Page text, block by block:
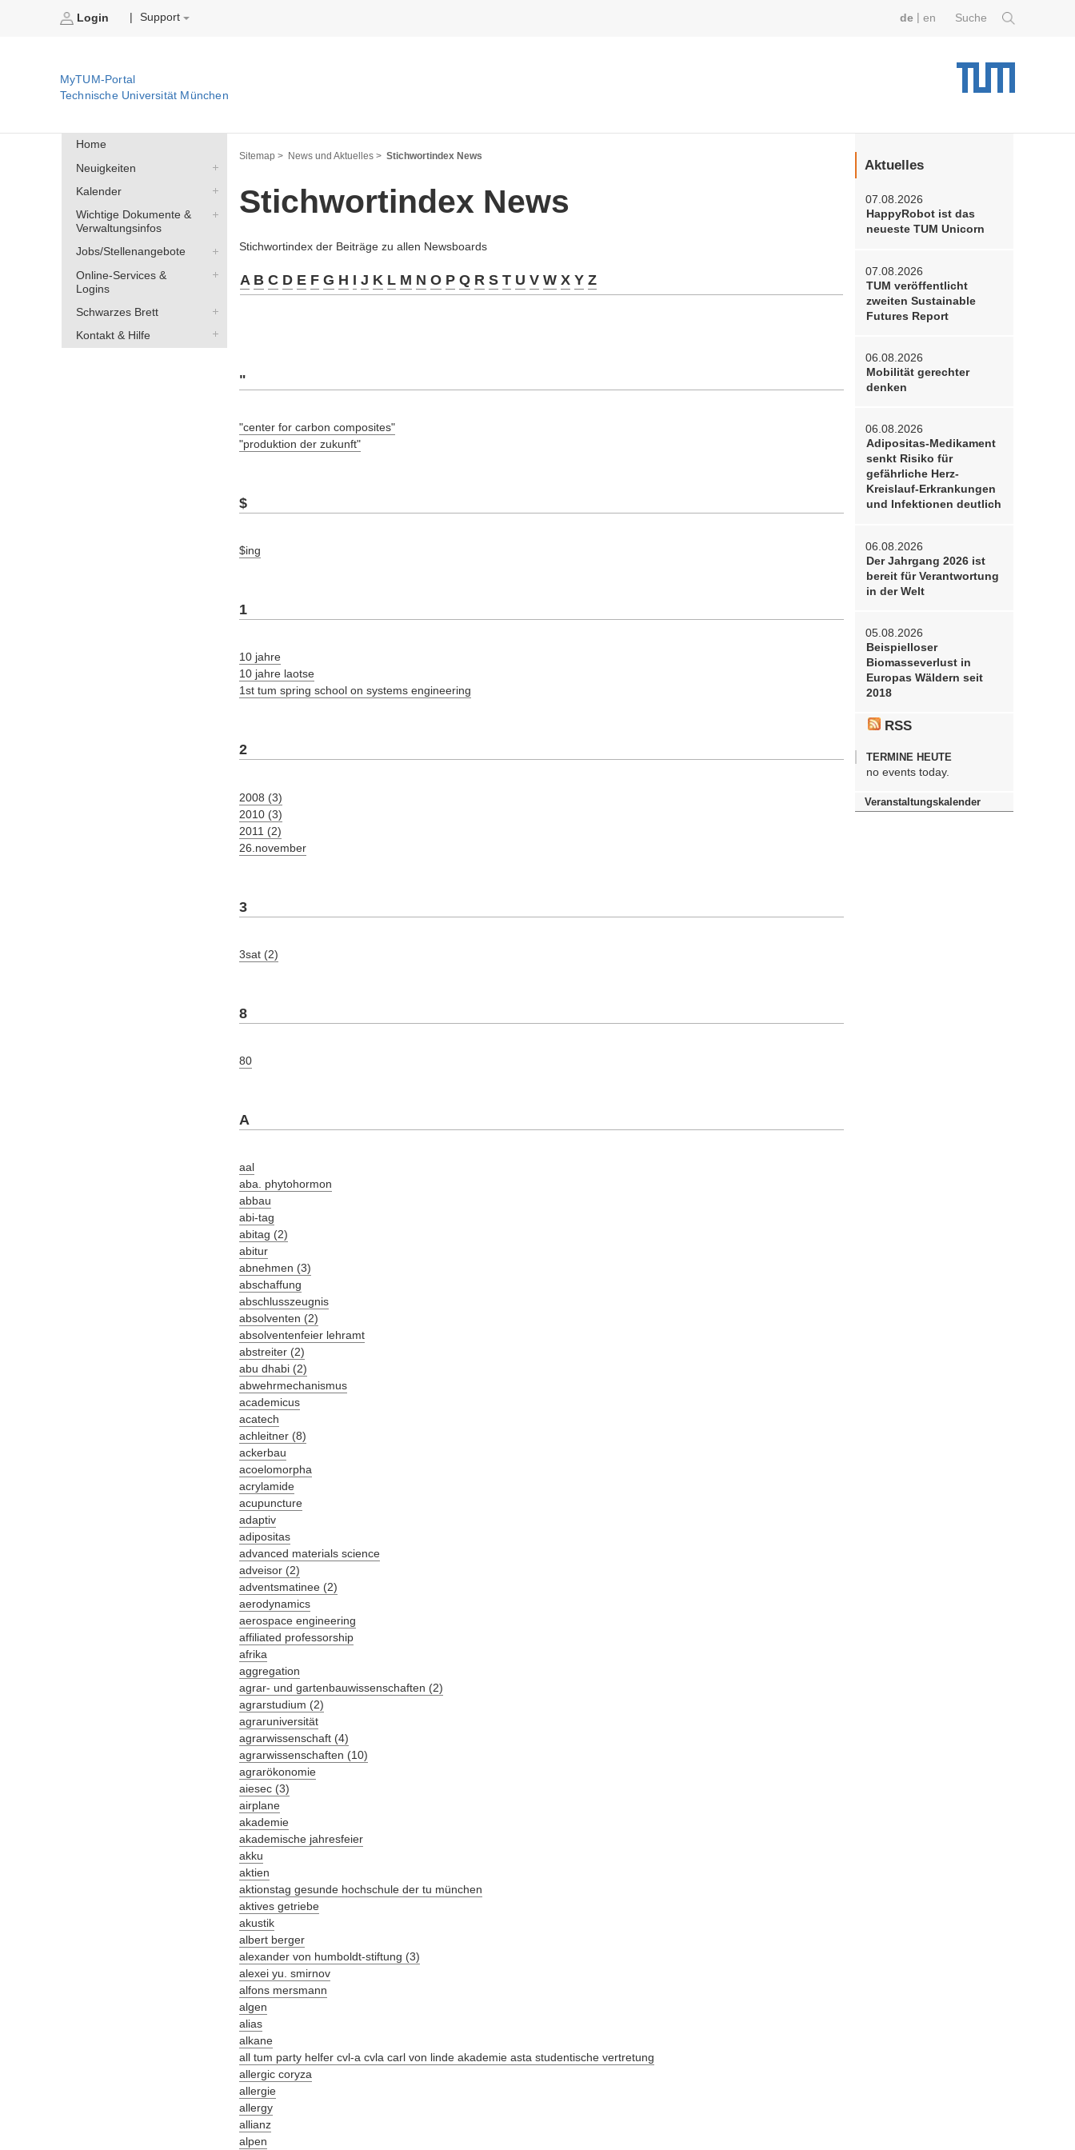
Login Support Suche
de en
MyTUM-Portal
Technische Universität München
Home
Neuigkeiten
Kalender
Wichtige Dokumente &
Verwaltungsinfos
Jobs/Stellenangebote
Online-Services &
Logins
Schwarzes Brett
Kontakt & Hilfe
Sitemap > News und Aktuelles > Stichwortindex News
Stichwortindex News
Stichwortindex der Beiträge zu allen Newsboards
A B C D E F G H I J K L M N O P Q R S T U V W X Y Z
"
"center for carbon composites"
"produktion der zukunft"
$
$ing
1
10 jahre
10 jahre laotse
1st tum spring school on systems engineering
2
2008 (3)
2010 (3)
2011 (2)
26.november
3
3sat (2)
8
80
A
aal
aba. phytohormon
abbau
abi-tag
abitag (2)
abitur
abnehmen (3)
abschaffung
abschlusszeugnis
absolventen (2)
absolventenfeier lehramt
abstreiter (2)
abu dhabi (2)
abwehrmechanismus
academicus
acatech
achleitner (8)
ackerbau
acoelomorpha
acrylamide
acupuncture
adaptiv
adipositas
advanced materials science
adveisor (2)
adventsmatinee (2)
aerodynamics
aerospace engineering
affiliated professorship
afrika
aggregation
agrar- und gartenbauwissenschaften (2)
agrarstudium (2)
agraruniversität
agrarwissenschaft (4)
agrarwissenschaften (10)
agrarökonomie
aiesec (3)
airplane
akademie
akademische jahresfeier
akku
aktien
aktionstag gesunde hochschule der tu münchen
aktives getriebe
akustik
albert berger
alexander von humboldt-stiftung (3)
alexei yu. smirnov
alfons mersmann
algen
alias
alkane
all tum party helfer cvl-a cvla carl von linde akademie asta studentische vertretung
allergic coryza
allergie
allergy
allianz
alpen
Aktuelles
07.08.2026
HappyRobot ist das
neueste TUM Unicorn
07.08.2026
TUM veröffentlicht
zweiten Sustainable
Futures Report
06.08.2026
Mobilität gerechter
denken
06.08.2026
Adipositas-Medikament
senkt Risiko für
gefährliche Herz-
Kreislauf-Erkrankungen
und Infektionen deutlich
06.08.2026
Der Jahrgang 2026 ist
bereit für Verantwortung
in der Welt
05.08.2026
Beispielloser
Biomasseverlust in
Europas Wäldern seit
2018
RSS
TERMINE HEUTE
no events today.
Veranstaltungskalender